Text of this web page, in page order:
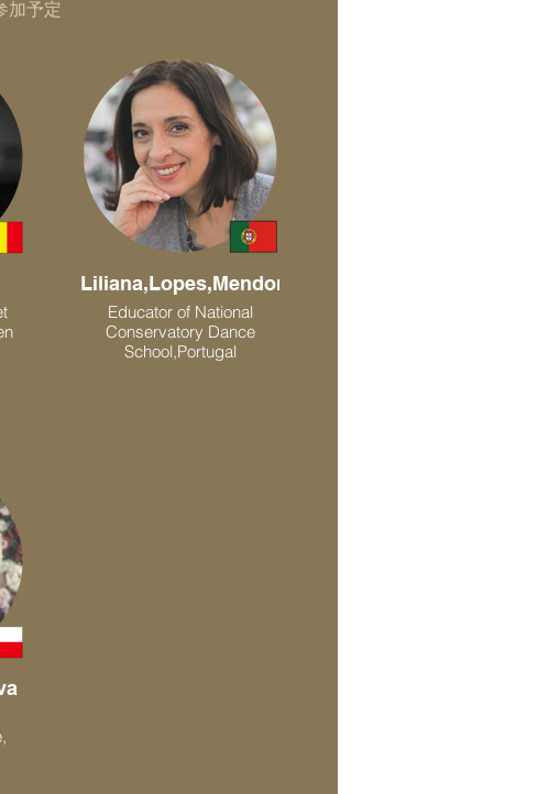
加予定
Liliana,Lopes,Mendonca
Educator of National
Conservatory Dance
School,Portugal